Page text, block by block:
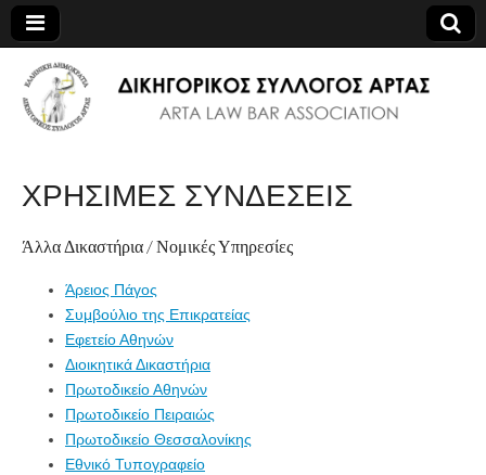
Δικηγορικός
ΧΡΗΣΙΜΕΣ ΣΥΝΔΕΣΕΙΣ
Άλλα Δικαστήρια / Νομικές Υπηρεσίες
Άρειος Πάγος
Συμβούλιο της Επικρατείας
Εφετείο Αθηνών
Διοικητικά Δικαστήρια
Πρωτοδικείο Αθηνών
Πρωτοδικείο Πειραιώς
Πρωτοδικείο Θεσσαλονίκης
Εθνικό Τυπογραφείο